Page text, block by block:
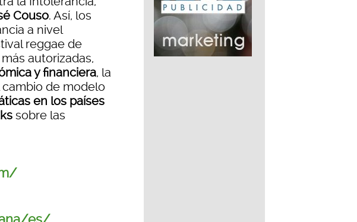
Couso. Así, los
a nivel
reggae de
autorizadas,
y financiera, la
cambio de modelo
en los países
sobre las